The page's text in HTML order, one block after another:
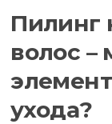
Пилинг
волос
ухода?